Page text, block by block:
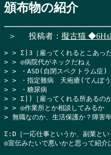
頒布物の紹介
＞ 投稿者： 擬古猫
> > Σ|3［雇ってくれるとこあっ
> > ◎病院代がネックだねぇ
> > ・ASD(自閉スペクトラム症)
> > ・指定難病　天疱瘡(てんぽ
> > ・糖尿病
> > Σ|)［雇ってくれる所あるの
> > ◎作業所とか相談してみるか
> 無職なのか、生活保護か？障害
Σ:D［一応仕事というか、副業とい
◎宣伝みたいで悪いかと思って紹介